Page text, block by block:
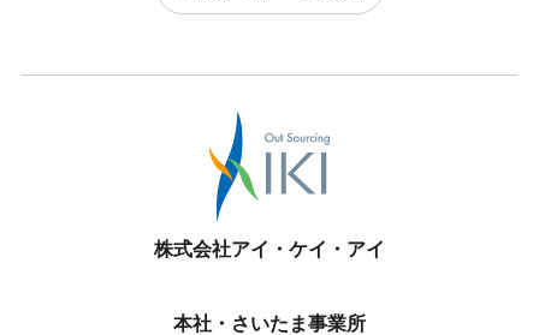
株式会社アイ・ケイ・アイ
本社・さいたま事業所